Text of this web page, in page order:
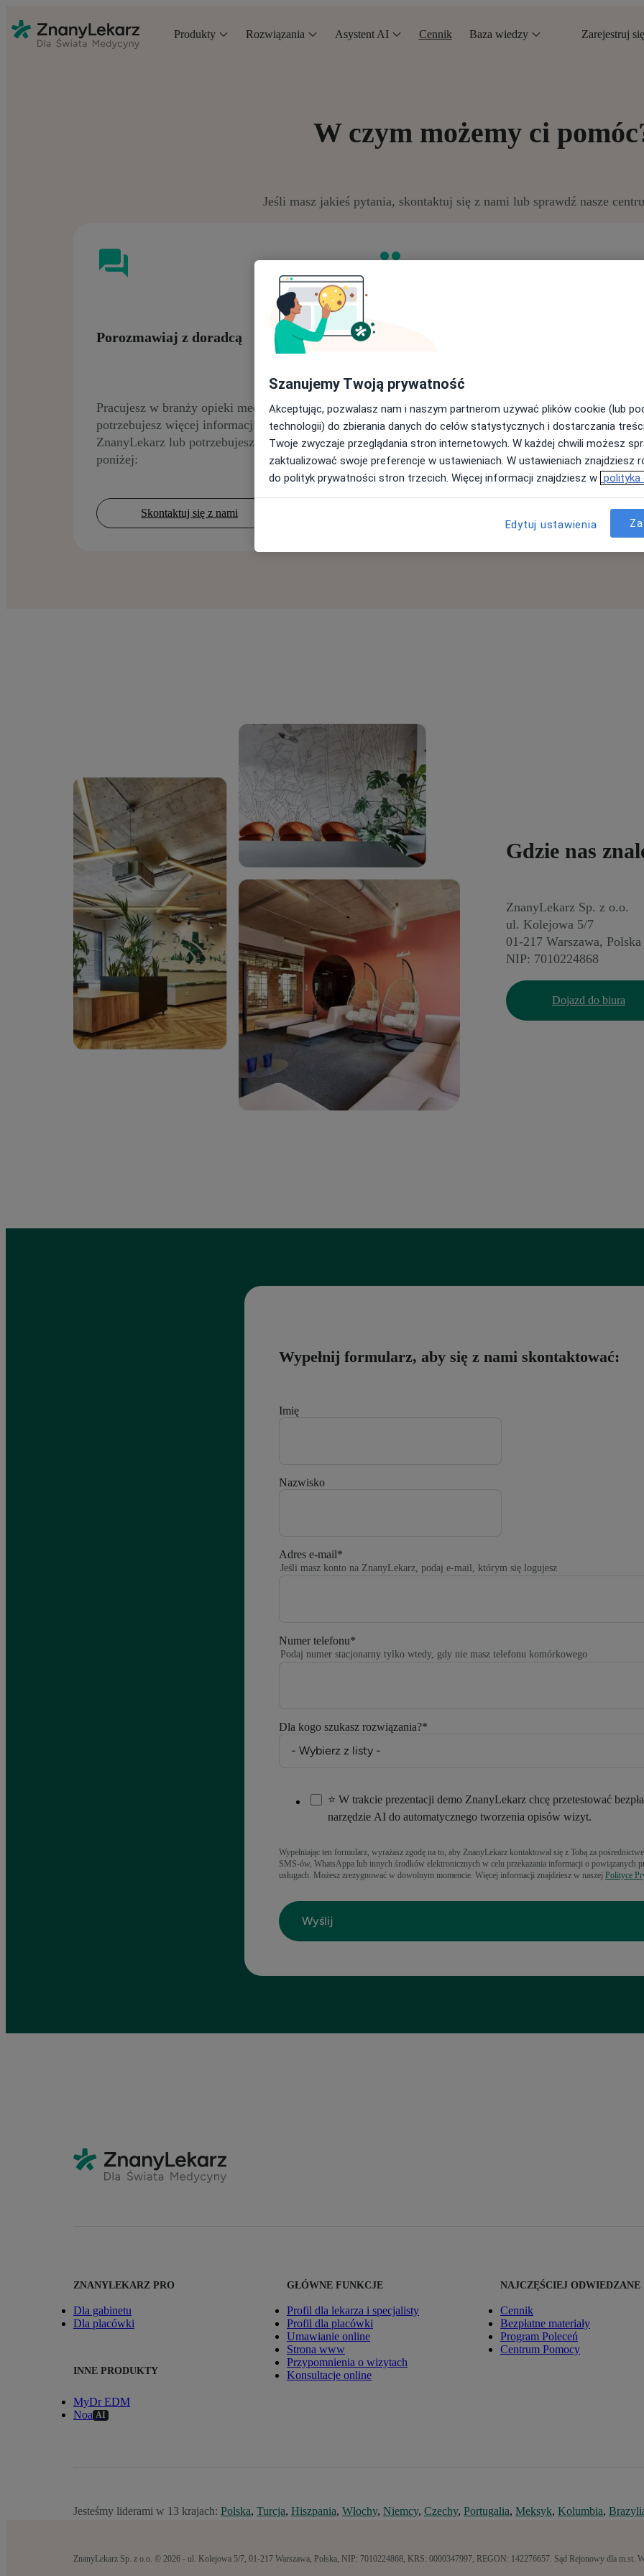
Produkty Rozwiązania Asystent AI Cennik Baza wiedzy Zarejestruj
W czym możemy ci
Jeśli masz jakieś pytania, skontaktuj się z nami lub sprawdź nasze
Porozmawiaj z doradcą
Pracujesz w branży opieki medycznej? Jeśli
potrzebujesz więcej informacji na temat usług
ZnanyLekarz lub potrzebujesz pomocy, kliknij
poniżej:
Skontaktuj się z nami
Jesteś pacjentem?
Przejdź do naszej strefy pacjenta, aby uzyskać
wsparcie dla użytkownika lub zarezerwować
wizytę w gabinecie lub placówce medycznej.
Gdzie nas
ZnanyLekarz Sp. z o.o.
ul. Kolejowa 5/7
01-217 Warszawa, Polska
NIP: 7010224868
Dojazd do biura
Wypełnij formularz, aby się z nami skontaktować:
Imię
Nazwisko
Adres e-mail*
Jeśli masz konto na ZnanyLekarz, podaj e-mail, którym się logujesz
Numer telefonu*
Podaj numer stacjonarny tylko wtedy, gdy nie masz telefonu komórkowego
Dla kogo szukasz rozwiązania?*
⭐️ W trakcie prezentacji demo ZnanyLekarz chcę przetestować
narzędzie AI do automatycznego tworzenia opisów wizyt.
Wypełniając ten formularz, wyrażasz zgodę na to, aby ZnanyLekarz kontaktował się z Tobą za
SMS-ów, WhatsAppa lub innych środków elektronicznych w celu przekazania informacji o powiązanych
usługach. Możesz zrezygnować w dowolnym momencie. Więcej informacji znajdziesz w naszej Polityce
ZNANYLEKARZ PRO
Dla gabinetu
Dla placówki
INNE PRODUKTY
MyDr EDM
Noa AI
GŁÓWNE FUNKCJE
Profil dla lekarza i specjalisty
Profil dla placówki
Umawianie online
Strona www
Przypomnienia o wizytach
Konsultacje online
NAJCZĘŚCIEJ ODWIEDZANE
Cennik
Bezpłatne materiały
Program Poleceń
Centrum Pomocy
Jesteśmy liderami w 13 krajach: Polska, Turcja, Hiszpania, Włochy, Niemcy, Czechy, Portugalia, Meksyk, Kolumbia,
ZnanyLekarz Sp. z o.o. © 2026 - ul. Kolejowa 5/7, 01-217 Warszawa, Polska, NIP: 7010224868, KRS: 0000347997, REGON: 142276657. Sąd Rejonowy dla m.st.
Szanujemy Twoją prywatność
Akceptując, pozwalasz nam i naszym partnerom używać plików cookie (lub
technologii) do zbierania danych do celów statystycznych i dostarczania
Twoje zwyczaje przeglądania stron internetowych. W każdej chwili możesz
zaktualizować swoje preferencje w ustawieniach. W ustawieniach znajdziesz
do polityk prywatności stron trzecich. Więcej informacji znajdziesz w polityka
Edytuj ustawienia